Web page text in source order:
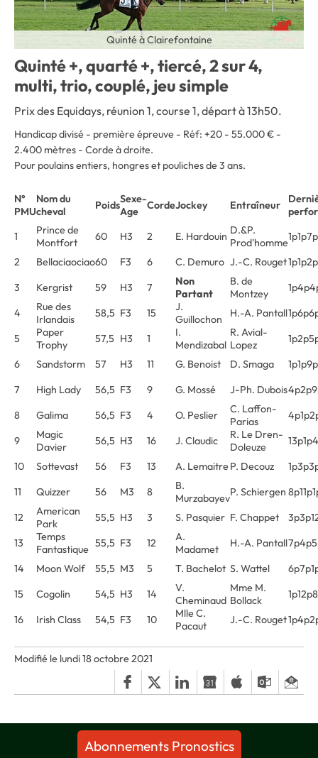
Quinté à Clairefontaine
Quinté +, quarté +, tiercé, 2 sur 4,
multi, trio, couplé, jeu simple
Prix des Equidays, réunion 1, course 1, départ à 13h50.
Handicap divisé - première épreuve - Réf: +20 - 55.000 € -
2.400 mètres - Corde à droite.
Pour poulains entiers, hongres et pouliches de 3 ans.
N°
PMU
Nom du
cheval
PoidsSexe-
Age
CordeJockey Entraîneur
1
Prince de
Montfort
60 H3 2 E. Hardouin D.&P.
Prod'homme
2
Bellaciaociao60 F3 6 C. Demuro J.-C. Rouget
3
Kergrist 59 H3 7
Non
Partant
B. de
Montzey
4
Rue des
Irlandais
58,5 F3 15
J.
Guillochon
H.-A. Pantall
5
Paper
Trophy
57,5 H3 1
I.
Mendizabal
R. Avial-
Lopez
6
Sandstorm 57 H3 11 G. Benoist D. Smaga
7
High Lady 56,5 F3 9 G. Mossé J-Ph. Dubois
8
Galima 56,5 F3 4 O. Peslier
C. Laffon-
Parias
9
Magic
Davier
56,5 H3 16 J. Claudic
R. Le Dren-
Doleuze
10
Sottevast 56 F3 13 A. LemaitreP. Decouz
11
Quizzer 56 M3 8
B.
MurzabayevP. Schiergen
12
American
Park
55,5 H3 3 S. Pasquier F. Chappet
13
Temps
Fantastique 55,5 F3 12
A.
Madamet
H.-A. Pantall
14
Moon Wolf 55,5 M3 5 T. Bachelot S. Wattel
15
Cogolin 54,5 H3 14
V.
Cheminaud
Mme M.
Bollack
16
Irish Class 54,5 F3 10
Mlle C.
Pacaut
J.-C. Rouget
Modifié le lundi 18 octobre 2021
Abonnements Pronostics